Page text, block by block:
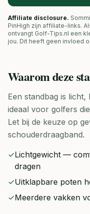
Affiliate disclosure.
PinHigh zijn affiliate-links.
ontvangt Golf-Tips.nl een
jou. Dit heeft geen invloed
Waarom deze
Een standbag is
ideaal voor golfers
Let bij de keuze op
schouderdraagband.
✓Lichtgewicht —
dragen
✓Uitklapbare poten
✓Meerdere vakken